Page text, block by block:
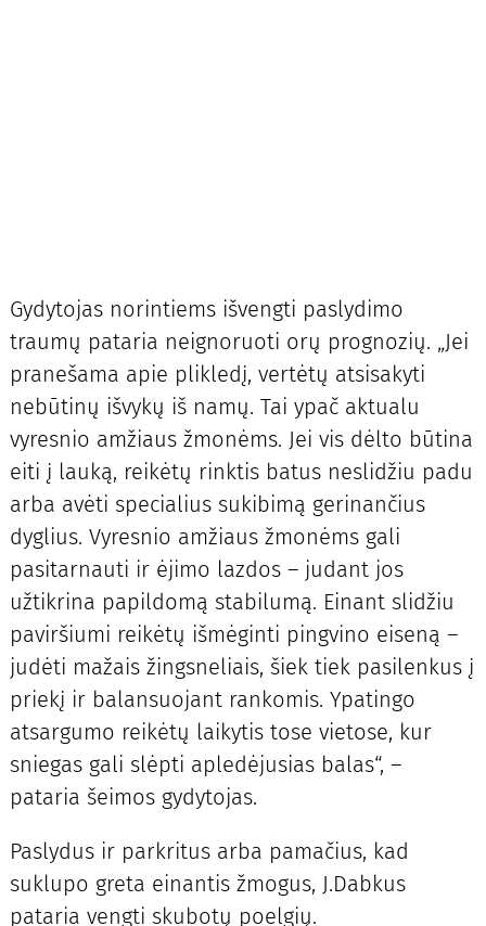
Gydytojas norintiems išvengti paslydimo
traumų pataria neignoruoti orų prognozių. „Jei
pranešama apie plikledį, vertėtų atsisakyti
nebūtinų išvykų iš namų. Tai ypač aktualu
vyresnio amžiaus žmonėms. Jei vis dėlto būtina
eiti į lauką, reikėtų rinktis batus neslidžiu padu
arba avėti specialius sukibimą gerinančius
dyglius. Vyresnio amžiaus žmonėms gali
pasitarnauti ir ėjimo lazdos – judant jos
užtikrina papildomą stabilumą. Einant slidžiu
paviršiumi reikėtų išmėginti pingvino eiseną –
judėti mažais žingsneliais, šiek tiek pasilenkus į
priekį ir balansuojant rankomis. Ypatingo
atsargumo reikėtų laikytis tose vietose, kur
sniegas gali slėpti apledėjusias balas“, –
pataria šeimos gydytojas.
Paslydus ir parkritus arba pamačius, kad
suklupo greta einantis žmogus, J.Dabkus
pataria vengti skubotų poelgių.